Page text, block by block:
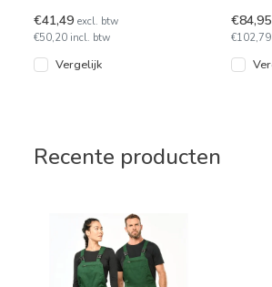
€41,49 excl. btw
€50,20 incl. btw
Vergelijk
kleur
€84,95
Recente producten